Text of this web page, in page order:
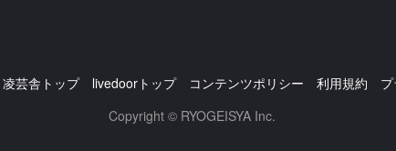
凌芸舎トップ livedoorトップ コンテンツポリシー 利用規約
Copyright © RYOGEISYA Inc.